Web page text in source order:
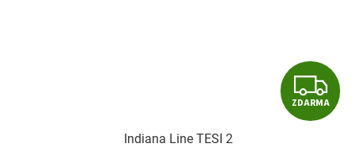
Z
D
ZDARMA
Indiana Line TESI 2